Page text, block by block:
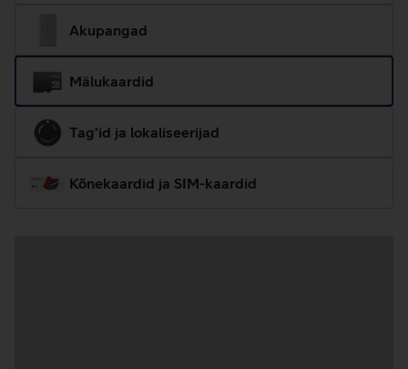
Akupangad
Mälukaardid
Tag'id ja lokaliseerijad
Kõnekaardid ja SIM-kaardid